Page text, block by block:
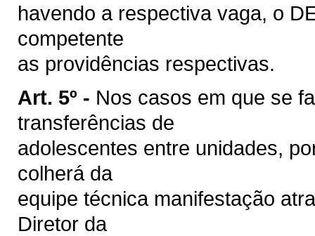
havendo a respectiva vaga, o
competente
as providências respectivas.
Art. 5º - Nos casos em que se
transferências de
adolescentes entre unidades,
colherá da
equipe técnica manifestação
Diretor da